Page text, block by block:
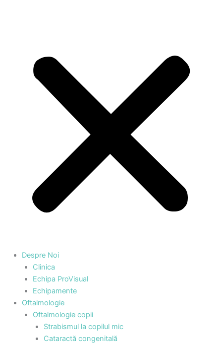
Despre Noi
Clinica
Echipa ProVisual
Echipamente
Oftalmologie
Oftalmologie copii
Strabismul la copilul mic
Cataractă congenitală